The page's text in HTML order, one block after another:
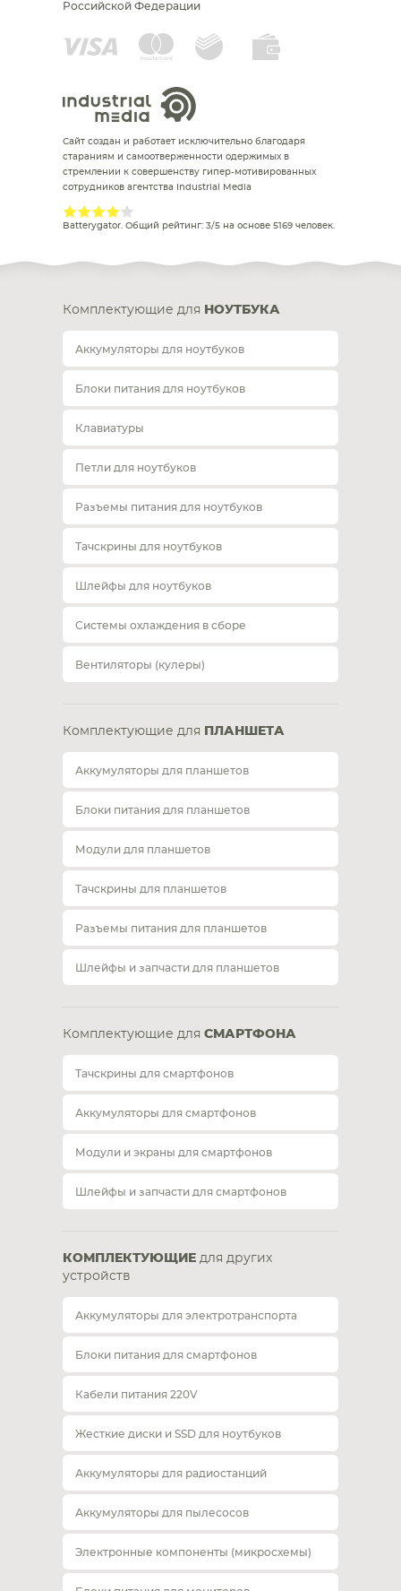
Российской Федерации
Сайт создан и работает исключительно благодаря
стараниям и самоотверженности одержимых в
стремлении к совершенству гипер-мотивированных
сотрудников агентства Industrial Media
Batterygator. Общий рейтинг: 3/5 на основе 5169 человек.
Комплектующие для НОУТБУКА
Аккумуляторы для ноутбуков
Блоки питания для ноутбуков
Клавиатуры
Петли для ноутбуков
Разъемы питания для ноутбуков
Тачскрины для ноутбуков
Шлейфы для ноутбуков
Системы охлаждения в сборе
Вентиляторы (кулеры)
Комплектующие для ПЛАНШЕТА
Аккумуляторы для планшетов
Блоки питания для планшетов
Модули для планшетов
Тачскрины для планшетов
Разъемы питания для планшетов
Шлейфы и запчасти для планшетов
Комплектующие для СМАРТФОНА
Тачскрины для смартфонов
Аккумуляторы для смартфонов
Модули и экраны для смартфонов
Шлейфы и запчасти для смартфонов
КОМПЛЕКТУЮЩИЕ для других
устройств
Аккумуляторы для электротранспорта
Блоки питания для смартфонов
Кабели питания 220V
Жесткие диски и SSD для ноутбуков
Аккумуляторы для радиостанций
Аккумуляторы для пылесосов
Электронные компоненты (микросхемы)